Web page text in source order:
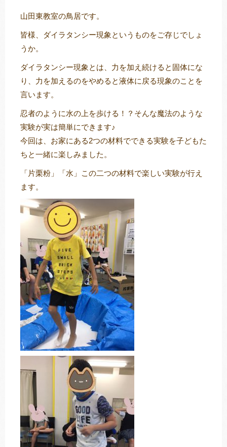
トレキング DIDIM
山田東教室の鳥居です。
皆様、ダイラタンシー現象というものをご存じでしょ
うか。
ダイラタンシー現象とは、力を加え続けると固体にな
り、力を加えるのをやめると液体に戻る現象のことを
言います。
忍者のように水の上を歩ける！？そんな魔法のような
実験が実は簡単にできます♪
今回は、お家にある2つの材料でできる実験を子どもた
ちと一緒に楽しみました。
「片栗粉」「水」この二つの材料で楽しい実験が行え
ます。